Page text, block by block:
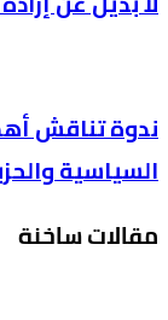
ندوة تناقش
السياسية
مقالات ساخنة